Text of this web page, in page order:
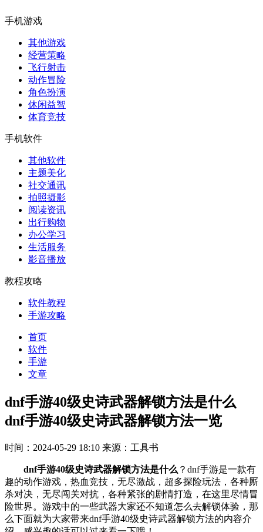
手机游戏
其他游戏
经营策略
飞行射击
动作冒险
角色扮演
休闲益智
体育竞技
手机软件
其他软件
主题美化
社交通讯
拍照摄影
阅读资讯
出行购物
办公学习
生活服务
影音播放
教程攻略
软件教程
手游攻略
首页
软件
手游
文章
dnf手游40级史诗武器解锁方法是什么
dnf手游40级史诗武器解锁方法一览
时间：2024-05-29 18:10 来源：工具书
dnf手游40级史诗武器解锁方法是什么 ？dnf手游是一款有
趣的动作游戏，热血竞技，无尽激战，超多探险玩法，各种厮
杀对决，无尽闯关对抗，各种紧张的剧情打造，在这里尽情冒
险世界。游戏中的一些武器大家还不知道怎么去解锁体验，那
么下面就为大家带来dnf手游40级史诗武器解锁方法的内容介